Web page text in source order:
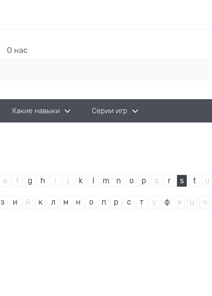
О нас
Какие навыки Серии игр
e f g h i j k m n o p q r s t u
з и й к л м н о п р с т у ф х ц ч